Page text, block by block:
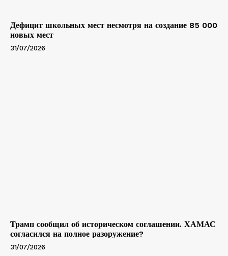
Дефицит школьных мест несмотря на создание 85 000
новых мест
31/07/2026
Трамп сообщил об историческом соглашении. ХАМАС
согласился на полное разоружение?
31/07/2026